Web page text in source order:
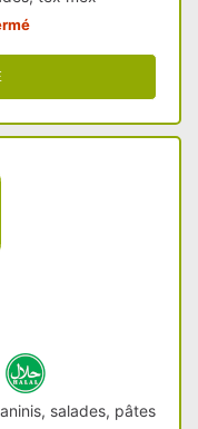
salades, pâtes